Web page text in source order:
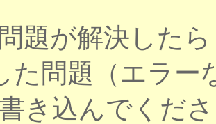
題が解決した
た問題（エラー
き込んでくだ